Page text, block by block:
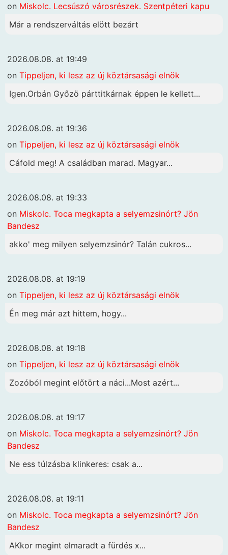
on Miskolc. Lecsúszó városrészek. Szentpéteri kapu
Már a rendszerváltás elött bezárt
2026.08.08. at 19:49
on Tippeljen, ki lesz az új köztársasági elnök
Igen.Orbán Győzö párttitkárnak éppen le kellett...
2026.08.08. at 19:36
on Tippeljen, ki lesz az új köztársasági elnök
Cáfold meg! A családban marad. Magyar...
2026.08.08. at 19:33
on Miskolc. Toca megkapta a selyemzsinórt? Jön
Bandesz
akko' meg milyen selyemzsinór? Talán cukros...
2026.08.08. at 19:19
on Tippeljen, ki lesz az új köztársasági elnök
Én meg már azt hittem, hogy...
2026.08.08. at 19:18
on Tippeljen, ki lesz az új köztársasági elnök
Zozóból megint előtört a náci...Most azért...
2026.08.08. at 19:17
on Miskolc. Toca megkapta a selyemzsinórt? Jön
Bandesz
Ne ess túlzásba klinkeres: csak a...
2026.08.08. at 19:11
on Miskolc. Toca megkapta a selyemzsinórt? Jön
Bandesz
AKkor megint elmaradt a fürdés x...